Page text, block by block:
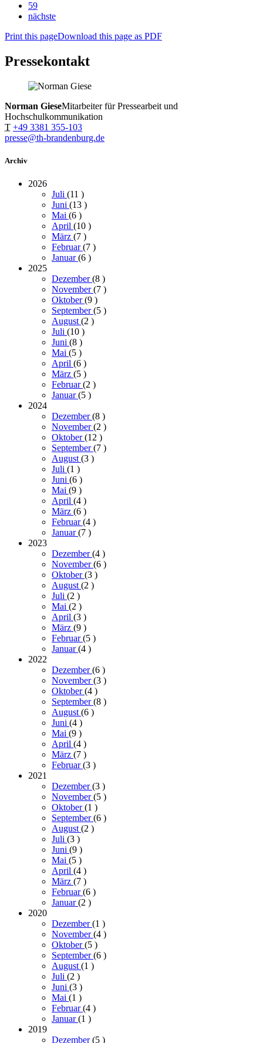
59
nächste
Print this pageDownload this page as PDF
Pressekontakt
Norman GieseMitarbeiter für Pressearbeit und
Hochschulkommunikation
T +49 3381 355-103
presse@th-brandenburg.de
Archiv
2026
Juli (11 )
Juni (13 )
Mai (6 )
April (10 )
März (7 )
Februar(7 )
Januar(6 )
2025
Dezember(8 )
November(7 )
Oktober(9 )
September(5 )
August(2 )
Juli (10 )
Juni (8 )
Mai (5 )
April (6 )
März (5 )
Februar(2 )
Januar(5 )
2024
Dezember(8 )
November(2 )
Oktober(12 )
September(7 )
August(3 )
Juli (1 )
Juni (6 )
Mai (9 )
April (4 )
März (6 )
Februar(4 )
Januar(7 )
2023
Dezember(4 )
November(6 )
Oktober(3 )
August(2 )
Juli (2 )
Mai (2 )
April (3 )
März (9 )
Februar(5 )
Januar(4 )
2022
Dezember(6 )
November(3 )
Oktober(4 )
September(8 )
August(6 )
Juni (4 )
Mai (9 )
April (4 )
März (7 )
Februar(3 )
2021
Dezember(3 )
November(5 )
Oktober(1 )
September(6 )
August(2 )
Juli (3 )
Juni (9 )
Mai (5 )
April (4 )
März (7 )
Februar(6 )
Januar(2 )
2020
Dezember(1 )
November(4 )
Oktober(5 )
September(6 )
August(1 )
Juli (2 )
Juni (3 )
Mai (1 )
Februar(4 )
Januar(1 )
2019
Dezember(5 )